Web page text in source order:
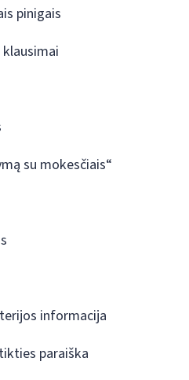
pinigais
su mokesčiais“
informacija
paraiška